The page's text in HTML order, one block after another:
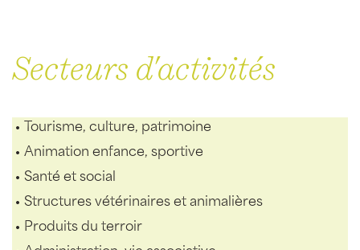
Secteurs d'activités
Tourisme, culture, patrimoine
Animation enfance, sportive
Santé et social
Structures vétérinaires et animalières
Produits du terroir